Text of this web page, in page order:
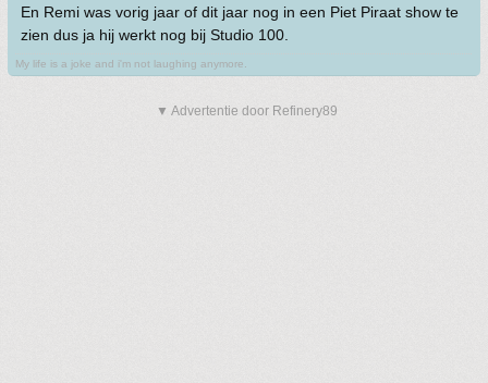
En Remi was vorig jaar of dit jaar nog in een Piet Piraat show te
zien dus ja hij werkt nog bij Studio 100.
My life is a joke and i'm not laughing anymore.
▼ Advertentie door Refinery89